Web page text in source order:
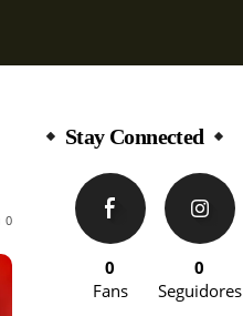
0
Stay Connected
0
Fans
0
Seguidores